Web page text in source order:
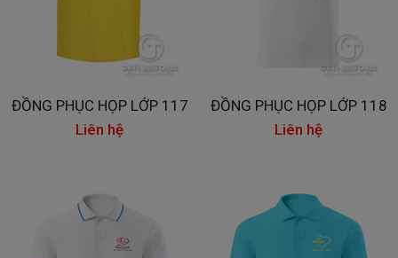
ĐỒNG PHỤC HỌP LỚP 117
Liên hệ
ĐỒNG PHỤC HỌP LỚP 118
Liên hệ